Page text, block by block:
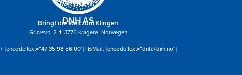
DNH AS
Bringt die Welt zum Klingen
Gruvevn. 2-4, 3770 Kragerø, Norwegen
+ [encode text=“47 35 98 56 00″]| E-Mail: [encode text=“dnh@dnh.no“]